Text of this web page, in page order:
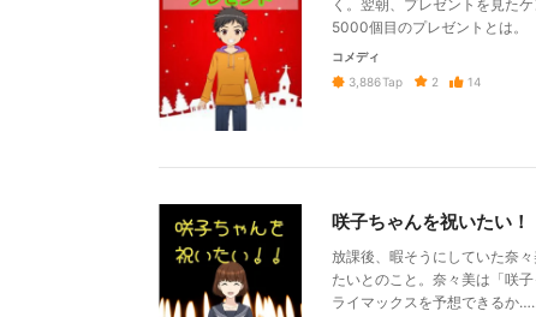
く。翌朝、プレゼントを見た
5000個目のプレゼントとは。
コメディ
3,886Tap 2 14
咲子ちゃんを祝いたい！
放課後、暇そうにしていた奈
たいとのこと。奈々美は「咲
ライマックスを予想できるか